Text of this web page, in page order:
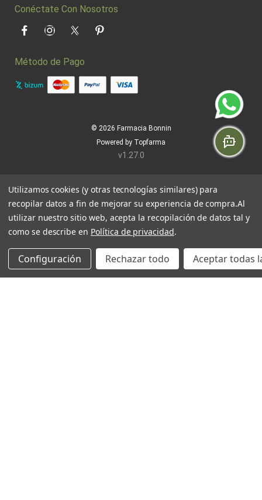
Conéctate Con Nosotros
FacebookInstagramTwitter Pinterest
Método de Pago
© 2026 Farmacia Bonnin
Powered by Topfarma
v1.27.0
Utilizamos cookies (y otras tecnologías similares) para
recopilar datos a fin de mejorar su experiencia de compra.Al
utilizar nuestro sitio web, acepta la recopilación de datos tal y
como se describe en Política de privacidad.
Configuración Rechazar todo Aceptar todas